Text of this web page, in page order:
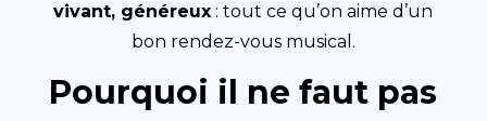
vivant, généreux : tout ce qu’on aime d’un
bon rendez-vous musical.
Pourquoi il ne faut pas